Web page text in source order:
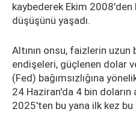
kaybederek Ekim 2008'den
düşüşünü yaşadı.
Altının onsu, faizlerin
endişeleri, güçlenen dolar
(Fed) bağımsızlığına
24 Haziran'da 4 bin doların
2025'ten bu yana ilk kez bu